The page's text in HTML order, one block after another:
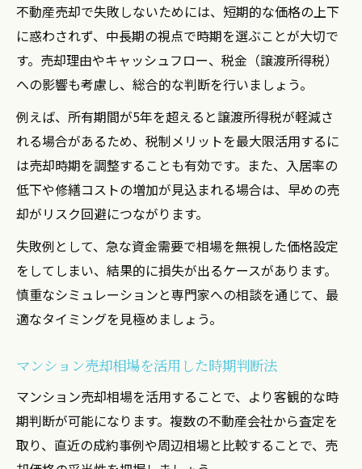
不動産売却で失敗しないためには、短期的な価格の上下
に惑わされず、中長期の視点で時期を選ぶことが大切で
す。売却理由やキャッシュフロー、税金（譲渡所得税）
への影響も考慮し、総合的な判断を行いましょう。
例えば、所有期間が5年を超えると譲渡所得税が軽減さ
れる場合があるため、税制メリットを最大限活用するに
は売却時期を調整することも有効です。また、入居率の
低下や修繕コストの増加が見込まれる場合は、早めの売
却がリスク回避につながります。
失敗例として、急な資金需要で相場を無視した価格設定
をしてしまい、結果的に損失が出るケースがあります。
慎重なシミュレーションと専門家への相談を通じて、最
適なタイミングを見極めましょう。
マンション売却相場を活用した時期判断法
マンション売却相場を活用することで、より客観的な時
期判断が可能になります。複数の不動産会社から査定を
取り、直近の成約事例や周辺相場と比較することで、売